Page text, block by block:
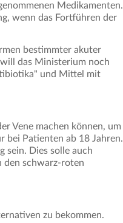
Medikamenten.
wenn das Fortführen der
bestimmter akuter
will das Ministerium noch
und Mittel mit
Vene machen können, um
bei Patienten ab 18 Jahren.
sein. Dies solle auch
den schwarz-roten
zu bekommen.